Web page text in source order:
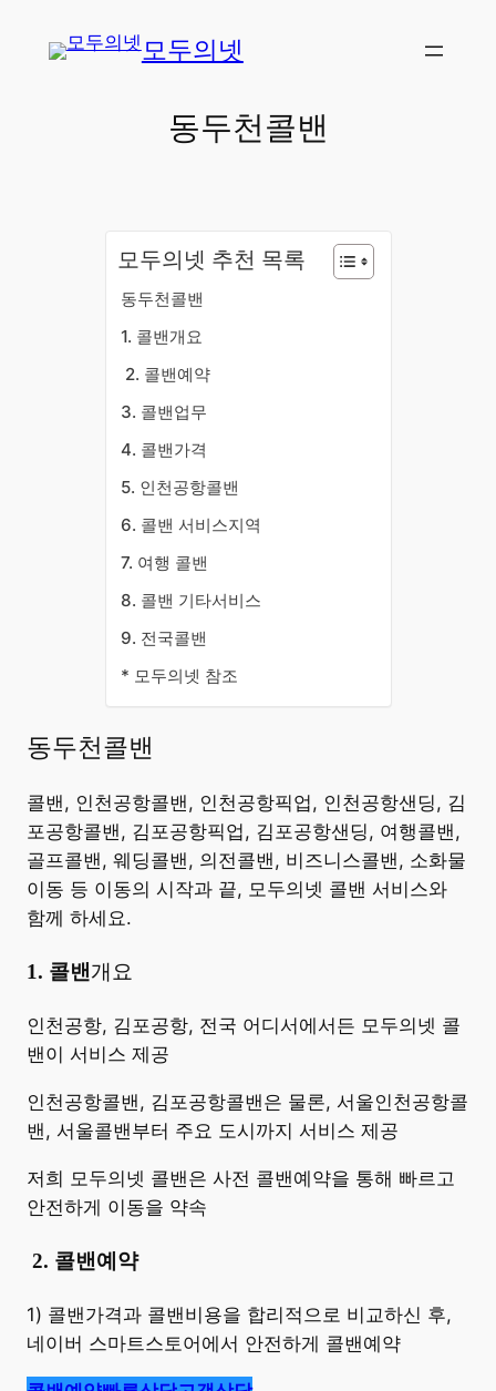
모두의넷
동두천콜밴
모두의넷 추천 목록
동두천콜밴
​1. 콜밴개요
​2. 콜밴예약
3. 콜밴업무
4. 콜밴가격
5. 인천공항콜밴
6. 콜밴 서비스지역
7. 여행 콜밴
8. 콜밴 기타서비스
9. 전국콜밴
* 모두의넷 참조
동두천콜밴
콜밴, 인천공항콜밴, 인천공항픽업, 인천공항샌딩, 김
포공항콜밴, 김포공항픽업, 김포공항샌딩, 여행콜밴,
골프콜밴, 웨딩콜밴, 의전콜밴, 비즈니스콜밴, 소화물
이동 등 이동의 시작과 끝, 모두의넷 콜밴 서비스와
함께 하세요.
​1. 콜밴 개요
​인천공항, 김포공항, 전국 어디서에서든 모두의넷 콜
밴이 서비스 제공
인천공항콜밴, 김포공항콜밴은 물론, 서울인천공항콜
밴, 서울콜밴부터 주요 도시까지 서비스 제공
저희 모두의넷 콜밴은 사전 콜밴예약을 통해 빠르고
안전하게 이동을 약속
2. 콜밴예약
1) 콜밴가격과 콜밴비용을 합리적으로 비교하신 후,
네이버 스마트스토어에서 안전하게 콜밴예약